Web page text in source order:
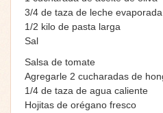
3/4 de taza de leche
1/2 kilo de pasta larga
Sal
Salsa de tomate
Agregarle 2 cucharadas de
1/4 de taza de agua caliente
Hojitas de orégano fresco